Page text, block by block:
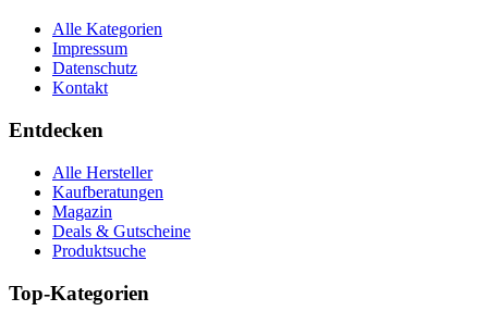
Alle Kategorien
Impressum
Datenschutz
Kontakt
Entdecken
Alle Hersteller
Kaufberatungen
Magazin
Deals & Gutscheine
Produktsuche
Top-Kategorien